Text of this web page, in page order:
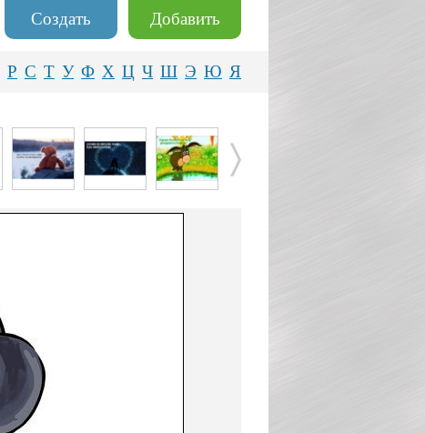
Добавить
Создать
Р С Т У Ф Х Ц Ч Ш Э Ю Я